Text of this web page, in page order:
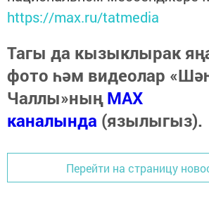
https://max.ru/tatmedia
Тагы да кызыклырак
фото һәм видеолар
Чаллы»ныңMAX
каналында (язылыгыз).
Перейти на страницу